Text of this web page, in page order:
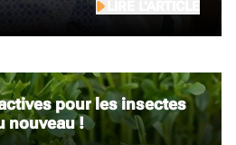
pour les insectes
nouveau !